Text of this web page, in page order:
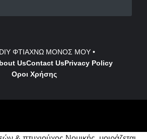
DIY ΦΤΙΑΧΝΩ ΜΟΝΟΣ ΜΟΥ•
UsContactUsPrivacy Policy
Οροι Χρήσης